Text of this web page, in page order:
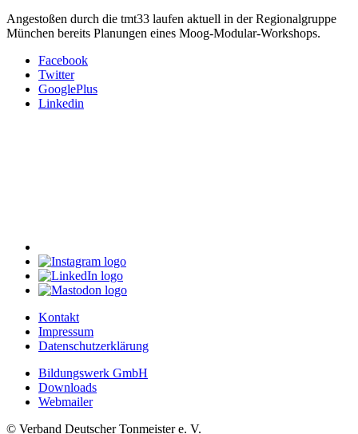
Angestoßen durch die tmt33 laufen aktuell in der Regionalgruppe
München bereits Planungen eines Moog-Modular-Workshops.
Facebook
Twitter
GooglePlus
Linkedin
Kontakt
Impressum
Datenschutzerklärung
Bildungswerk GmbH
Downloads
Webmailer
© Verband Deutscher Tonmeister e. V.